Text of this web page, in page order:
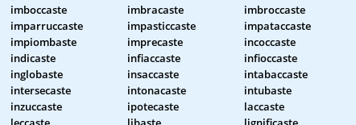
imboccaste
imbracaste imbroccaste
imparruccaste
impasticcaste impataccaste
impiombaste
imprecaste incoccaste
indicaste
infiaccaste infioccaste
inglobaste
insaccaste intabaccaste
intersecaste
intonacaste intubaste
inzuccaste
ipotecaste laccaste